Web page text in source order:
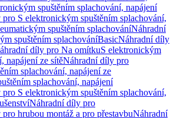
spuštěním splachování, napájení
S elektronickým spuštěním splachování,
spuštěním splachováníNáhradní
spuštěním splachováníBasicNáhradní díly
díly pro Na omítkuS elektronickým
napájení ze sítěNáhradní díly pro
splachování, napájení ze
splachování, napájení
S elektronickým spuštěním splachování,
Náhradní díly pro
hrubou montáž a pro přestavbuNáhradní